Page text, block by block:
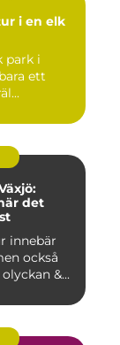
i en elk
park i
ett
det
innebär
också
&...